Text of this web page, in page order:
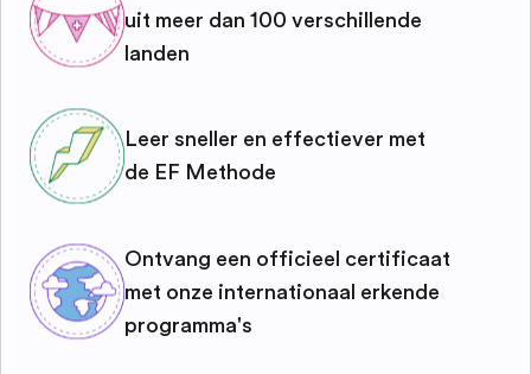
uit meer dan 100 verschillende
landen
Leer sneller en effectiever met
de EF Methode
Ontvang een officieel certificaat
met onze internationaal erkende
programma's